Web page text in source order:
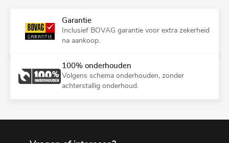
Garantie
Inclusief BOVAG garantie voor extra zekerheid
na aankoop.
100% onderhouden
Volgens schema onderhouden, zonder
achterstallig onderhoud.